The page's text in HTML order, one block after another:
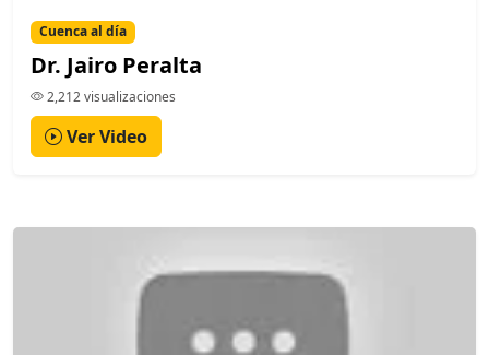
Cuenca al día
Dr. Jairo Peralta
2,212 visualizaciones
Ver Video